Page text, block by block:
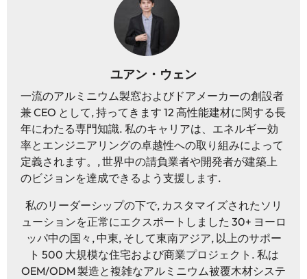
ユアン・ウェン
一流のアルミニウム製窓およびドアメーカーの創設者
兼 CEO として, 持ってきます 12 高性能建材に関する長
年にわたる専門知識. 私のキャリアは、エネルギー効
率とエンジニアリングの卓越性への取り組みによって
定義されます。, 世界中の請負業者や開発者が建築上
のビジョンを達成できるよう支援します.
私のリーダーシップの下で, カスタマイズされたソリ
ューションを正常にエクスポートしました 30+ ヨーロ
ッパ中の国々, 中東, そして東南アジア, 以上のサポー
ト 500 大規模な住宅および商業プロジェクト. 私は
OEM/ODM 製造と複雑なアルミニウム被覆木材システ